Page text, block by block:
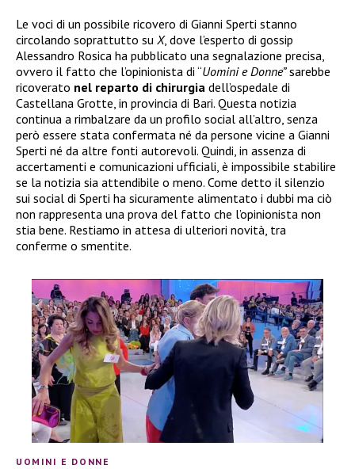
Le voci di un possibile ricovero di Gianni Sperti stanno
circolando soprattutto su X, dove l’esperto di gossip
Alessandro Rosica ha pubblicato una segnalazione precisa,
ovvero il fatto che l’opinionista di “Uomini e Donne”sarebbe
ricoverato nel reparto di chirurgia dell’ospedale di
Castellana Grotte, in provincia di Bari. Questa notizia
continua a rimbalzare da un profilo social all’altro, senza
però essere stata confermata né da persone vicine a Gianni
Sperti né da altre fonti autorevoli. Quindi, in assenza di
accertamenti e comunicazioni ufficiali, è impossibile stabilire
se la notizia sia attendibile o meno. Come detto il silenzio
sui social di Sperti ha sicuramente alimentato i dubbi ma ciò
non rappresenta una prova del fatto che l’opinionista non
stia bene. Restiamo in attesa di ulteriori novità, tra
conferme o smentite.
UOMINI E DONNE